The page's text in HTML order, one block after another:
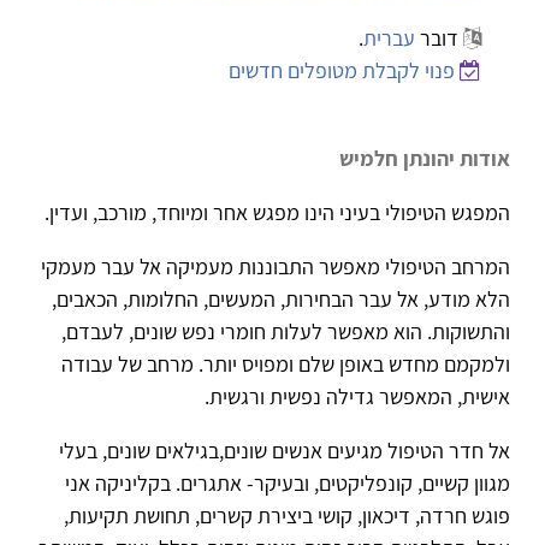
דובר עברית.
פנוי לקבלת מטופלים חדשים
אודות יהונתן חלמיש
המפגש הטיפולי בעיני הינו מפגש אחר ומיוחד, מורכב, ועדין.
המרחב הטיפולי מאפשר התבוננות מעמיקה אל עבר מעמקי
הלא מודע, אל עבר הבחירות, המעשים, החלומות, הכאבים,
והתשוקות. הוא מאפשר לעלות חומרי נפש שונים, לעבדם,
ולמקמם מחדש באופן שלם ומפויס יותר. מרחב של עבודה
אישית, המאפשר גדילה נפשית ורגשית.
אל חדר הטיפול מגיעים אנשים שונים,בגילאים שונים, בעלי
מגוון קשיים, קונפליקטים, ובעיקר- אתגרים. בקליניקה אני
פוגש חרדה, דיכאון, קושי ביצירת קשרים, תחושת תקיעות,